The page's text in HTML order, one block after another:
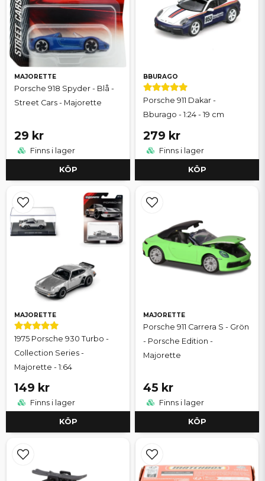
MAJORETTE
Porsche 918 Spyder - Blå -
Street Cars - Majorette
29 kr
Finns i lager
KÖP
BBURAGO
Porsche 911 Dakar -
Bburago - 1:24 - 19 cm
279 kr
Finns i lager
KÖP
MAJORETTE
1975 Porsche 930 Turbo -
Collection Series -
Majorette - 1:64
149 kr
Finns i lager
KÖP
MAJORETTE
Porsche 911 Carrera S - Grön
- Porsche Edition -
Majorette
45 kr
Finns i lager
KÖP